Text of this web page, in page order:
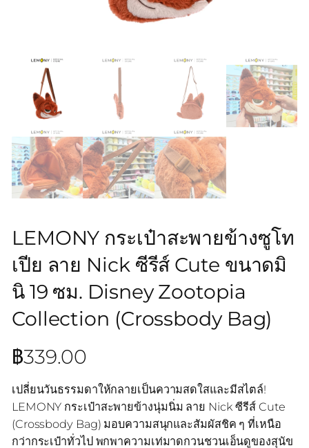
LEMONY กระเป๋าสะพายข้างซูโท
เปีย ลาย Nick ซีรีส์ Cute ขนาดมิ
นิ 19 ซม. Disney Zootopia
Collection (Crossbody Bag)
฿339.00
เปลี่ยนวันธรรมดาให้กลายเป็นความสดใสและมีสไตล์!
LEMONY กระเป๋าสะพายข้างนุ่มนิ่ม ลาย Nick ซีรีส์ Cute
(Crossbody Bag) มอบความสนุกและสัมผัสชิค ๆ ที่เหนือ
กว่ากระเป๋าทั่วไป พกพาความเท่มาดกวนชวนเอ็นดูของสุนัข